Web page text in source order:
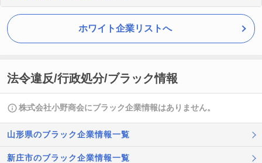
ホワイト企業リストへ
法令違反/行政処分/ブラック情報
株式会社小野商会にブラック企業情報はありません。
山形県のブラック企業情報一覧
新庄市のブラック企業情報一覧